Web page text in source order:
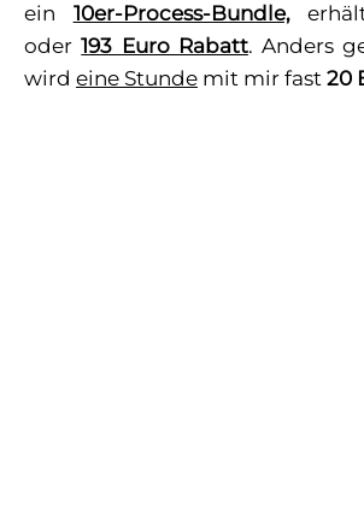
ein 10er-Process-Bundle,
oder193 Euro Rabatt. Anders
wird eine Stunde mit mir fast 20